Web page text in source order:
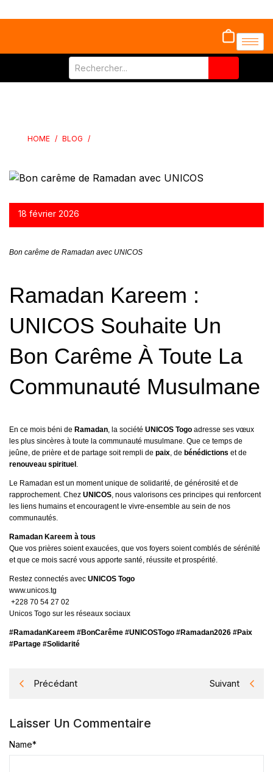
HOME / BLOG /
18 février 2026
Bon carême de Ramadan avec UNICOS
Ramadan Kareem :
UNICOS Souhaite Un
Bon Carême À Toute La
Communauté Musulmane
En ce mois béni de Ramadan, la société UNICOS Togo adresse ses vœux
les plus sincères à toute la communauté musulmane. Que ce temps de
jeûne, de prière et de partage soit rempli de paix, de bénédictions et de
renouveau spirituel .
Le Ramadan est un moment unique de solidarité, de générosité et de
rapprochement. Chez UNICOS, nous valorisons ces principes qui renforcent
les liens humains et encouragent le vivre-ensemble au sein de nos
communautés.
Ramadan Kareem à tous
Que vos prières soient exaucées, que vos foyers soient comblés de sérénité
et que ce mois sacré vous apporte santé, réussite et prospérité.
Restez connectés avec UNICOS Togo
www.unicos.tg
+228 70 54 27 02
Unicos Togo sur les réseaux sociaux
#RamadanKareem #BonCarême #UNICOSTogo #Ramadan2026 #Paix
#Partage #Solidarité
Précédant Suivant
Laisser Un Commentaire
Name*